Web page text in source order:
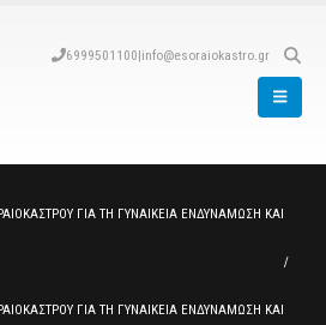
6999501100|info@esoraiokastro.gr
ΓΙΑ ΤΗ ΓΥΝΑΙΚΕΊΑ ΕΝΔΥΝΆΜΩΣΗ ΚΑΙ
ΓΙΑ ΤΗ ΓΥΝΑΙΚΕΊΑ ΕΝΔΥΝΆΜΩΣΗ ΚΑΙ